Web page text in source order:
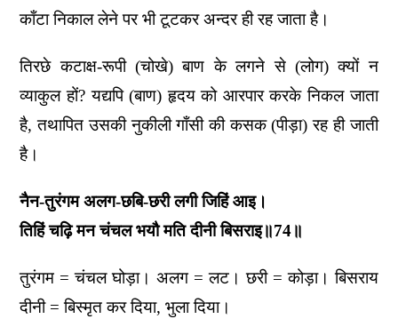
काँटा निकाल लेने पर भी टूटकर अन्दर ही रह जाता है।
तिरछे कटाक्ष-रूपी (चोखे) बाण के लगने से (लोग) क्यों न
व्याकुल हों? यद्यपि (बाण) हृदय को आरपार करके निकल जाता
है, तथापित उसकी नुकीली गाँसी की कसक (पीड़ा) रह ही जाती
है।
नैन-तुरंगम अलग-छबि-छरी लगी जिहिं आइ।
तिहिं चढ़ि मन चंचल भयौ मति दीनी बिसराइ॥74॥
तुरंगम = चंचल घोड़ा। अलग = लट। छरी = कोड़ा। बिसराय
दीनी = बिस्मृत कर दिया, भुला दिया।